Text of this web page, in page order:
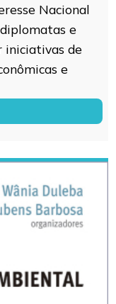
Nacional
e
iniciativas de
e